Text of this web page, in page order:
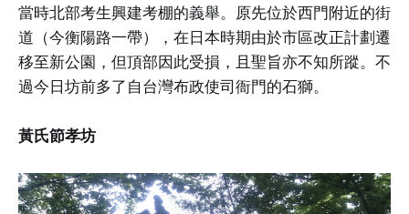
當時北部考生興建考棚的義舉。原先位於西門附近的街
道（今衡陽路一帶），在日本時期由於市區改正計劃遷
移至新公園，但頂部因此受損，且聖旨亦不知所蹤。不
過今日坊前多了自台灣布政使司衙門的石獅。
黃氏節孝坊